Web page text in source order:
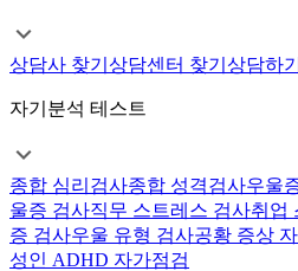
상담사 찾기 상담센터 찾기 상담하기
자기분석 테스트
종합 심리검사종합 성격검사우울
울증 검사직무 스트레스 검사취업
증 검사우울 유형 검사공황 증상
성인 ADHD 자가점검